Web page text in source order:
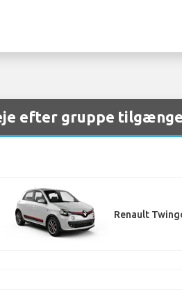
efter gruppe
Renault